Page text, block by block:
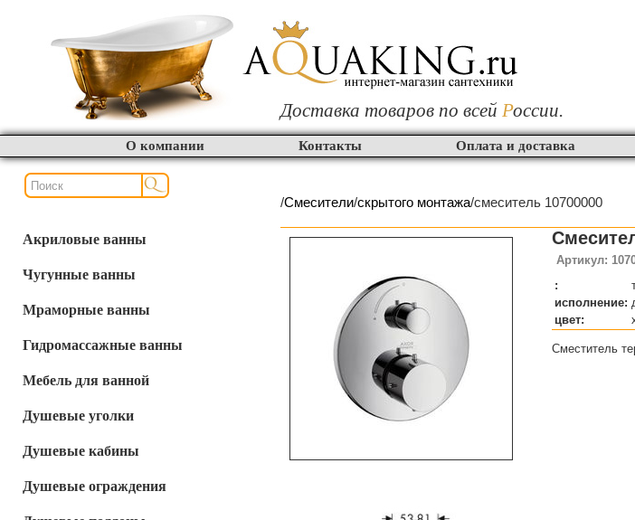
Доставка товаров по всей России.
О компании Контакты Оплата и доставка
Акриловые ванны
Чугунные ванны
Мраморные ванны
Гидромассажные ванны
Мебель для ванной
Душевые уголки
Душевые кабины
Душевые ограждения
/Смесители/скрытого монтажа/смеситель 10700000
Артикул:
:
исполнение:
цвет:
Сместитель